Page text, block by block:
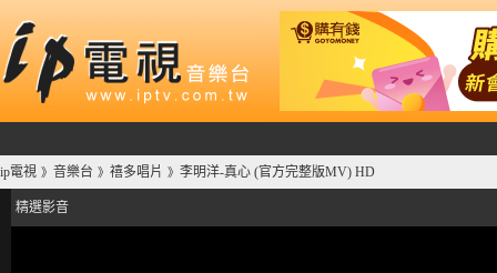
ip電視 》 音樂台 》 禧多唱片 》 李明洋-真心 (官方完整版MV) HD
精選影音